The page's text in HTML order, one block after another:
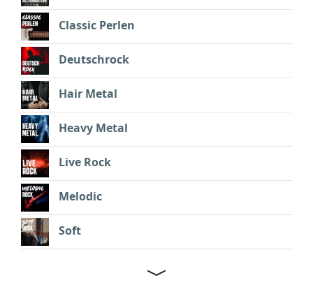
Classic Perlen
Deutschrock
Hair Metal
Heavy Metal
Live Rock
Melodic
Soft